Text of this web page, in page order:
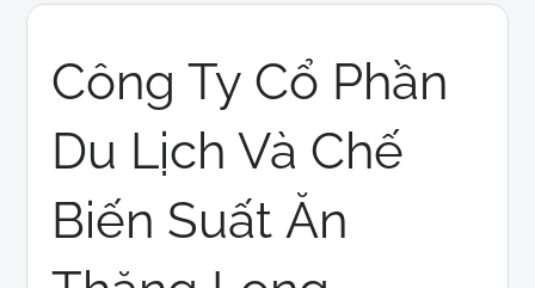
Công Ty Cổ Phần
Du Lịch Và Chế
Biến Suất Ăn